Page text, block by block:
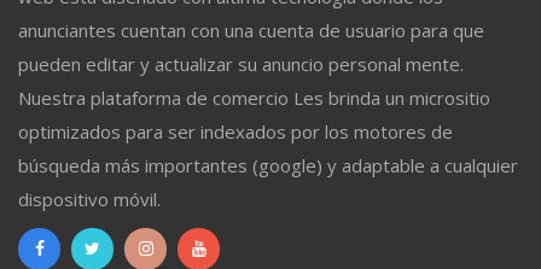
anunciantes cuentan con una cuenta de usuario para que
pueden editar y actualizar su anuncio personal mente.
Nuestra plataforma de comercio Les brinda un micrositio
optimizados para ser indexados por los motores de
búsqueda más importantes (google) y adaptable a cualquier
dispositivo móvil.